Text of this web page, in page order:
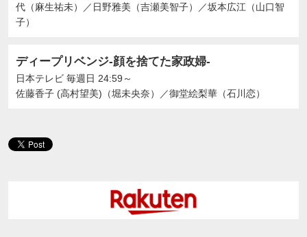
代（麻生祐未）
／ 日野雅美（吉瀬美智子） ／坂本広江（山口智
子）
ディープリベンジ-顔を捨てた家政婦-
日本テレビ 毎週日 24:59～
佐藤香子 (高村望美)（堀未央奈）
／御堂絵梨華（石川恋）